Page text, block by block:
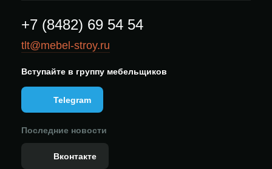
+7 (8482) 69 54 54
tlt@mebel-stroy.ru
Вступайте в группу мебельщиков
Telegram
Последние новости
Вконтакте